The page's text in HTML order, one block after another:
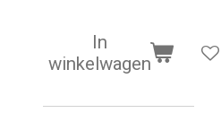
In
winkelwagen